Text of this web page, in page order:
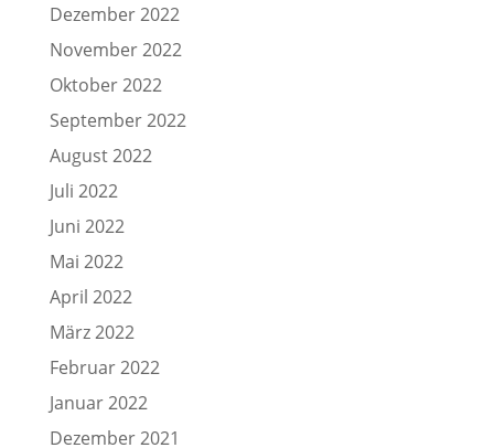
Dezember 2022
November 2022
Oktober 2022
September 2022
August 2022
Juli 2022
Juni 2022
Mai 2022
April 2022
März 2022
Februar 2022
Januar 2022
Dezember 2021